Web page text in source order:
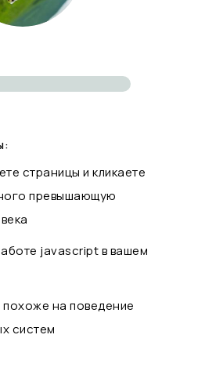
страницы и кликаете
превышающую
javascript в вашем
на поведение
систем